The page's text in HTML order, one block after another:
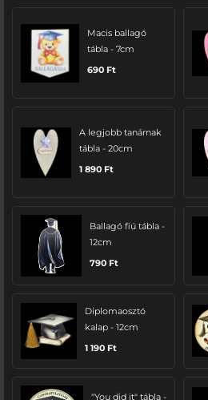
Macis ballagó
tábla - 7cm
690 Ft
A legjobb tanárnak
tábla - 20cm
1 890 Ft
Ballagó fiú tábla -
12cm
790 Ft
Diplomaosztó
kalap - 12cm
1 190 Ft
"You did it" tábla -